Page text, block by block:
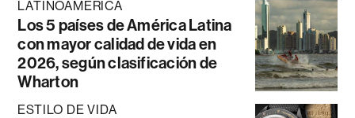
LATINOAMÉRICA
Los 5 países de América Latina
con mayor calidad de vida en
2026, según clasificación de
Wharton
ESTILO DE VIDA